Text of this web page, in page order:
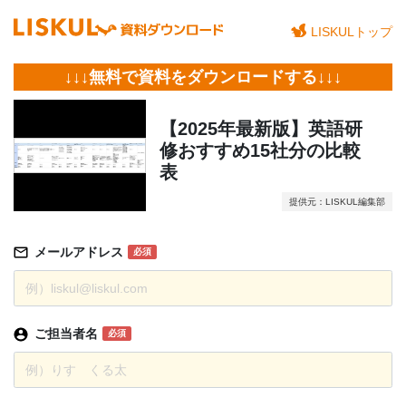
LISKULトップ
↓↓↓無料で資料をダウンロードする↓↓↓
【2025年最新版】英語研
修おすすめ15社分の比較
表
提供元：LISKUL編集部
メールアドレス 必須
ご担当者名 必須